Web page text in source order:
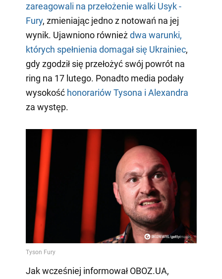
zareagowali na przełożenie walki Usyk -
Fury, zmieniając jedno z notowań na jej
wynik. Ujawniono również dwa warunki,
których spełnienia domagał się Ukrainiec,
gdy zgodził się przełożyć swój powrót na
ring na 17 lutego. Ponadto media podały
wysokość honorariów Tysona i Alexandra
za występ.
Jak wcześniej informował OBOZ.UA,